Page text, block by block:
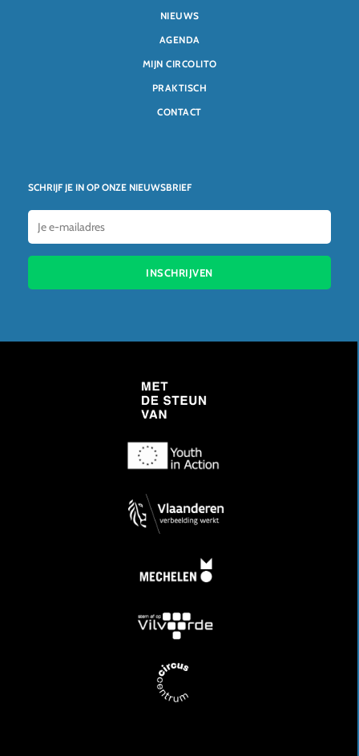
SCHRIJF JE IN OP ONZE NIEUWSBRIEF
INSCHRIJVEN
NIEUWS
AGENDA
MIJN CIRCOLITO
PRAKTISCH
CONTACT